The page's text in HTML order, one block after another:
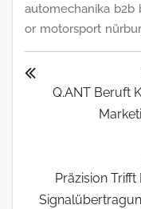
automechanika b2b
or motorsport
Previous
Q.ANT Beruft
Next
Post:
Präzision